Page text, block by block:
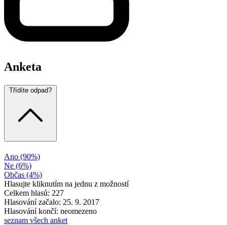
Anketa
Třídíte odpad?
Ano (90%)
Ne (6%)
Občas (4%)
Hlasujte kliknutím na jednu z možností
Celkem hlasů: 227
Hlasování začalo: 25. 9. 2017
Hlasování končí: neomezeno
seznam všech anket